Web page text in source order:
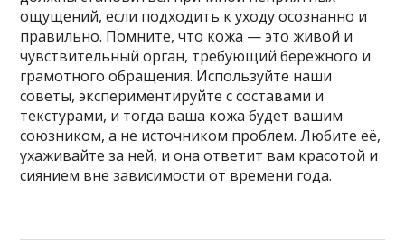
ощущений, если подходить к уходу осознанно и
правильно. Помните, что кожа — это живой и
чувствительный орган, требующий бережного и
грамотного обращения. Используйте наши
советы, экспериментируйте с составами и
текстурами, и тогда ваша кожа будет вашим
союзником, а не источником проблем. Любите её,
ухаживайте за ней, и она ответит вам красотой и
сиянием вне зависимости от времени года.